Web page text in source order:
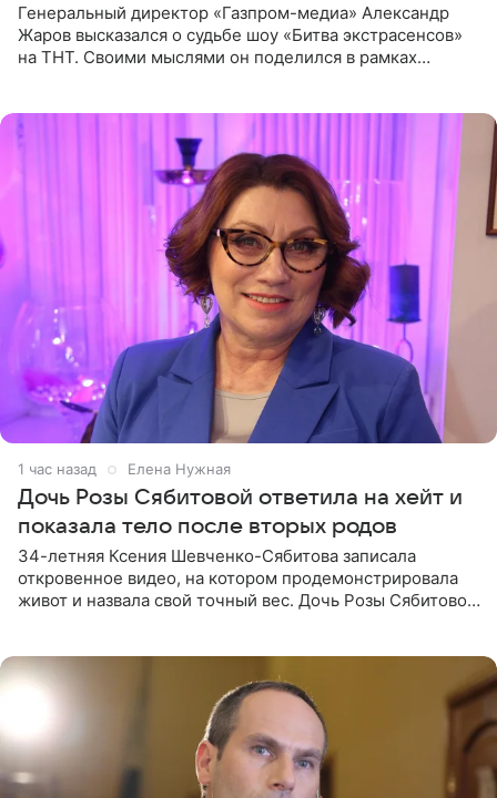
Генеральный директор «Газпром-медиа» Александр
Жаров высказался о судьбе шоу «Битва экстрасенсов»
на ТНТ. Своими мыслями он поделился в рамках
1 час назад Елена Нужная
Дочь Розы Сябитовой ответила на хейт и
показала тело после вторых родов
34-летняя Ксения Шевченко-Сябитова записала
откровенное видео, на котором продемонстрировала
живот и назвала свой точный вес. Дочь Розы Сябитовой